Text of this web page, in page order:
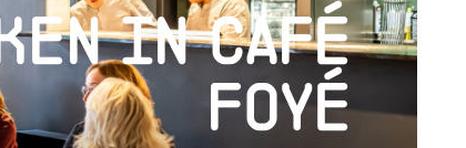
in café
foyé